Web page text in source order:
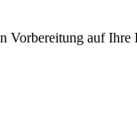
Vorbereitung auf Ihre